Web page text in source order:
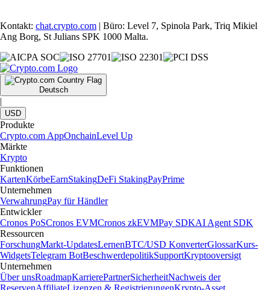
Kontakt: chat.crypto.com | Büro: Level 7, Spinola Park, Triq Mikiel
Ang Borg, St Julians SPK 1000 Malta.
Deutsch
|
USD
Produkte
Crypto.com AppOnchainLevel Up
Märkte
Krypto
Funktionen
KartenKörbeEarnStakingDeFi StakingPayPrime
Unternehmen
VerwahrungPay für Händler
Entwickler
Cronos PoSCronos EVMCronos zkEVMPay SDKAI Agent SDK
Ressourcen
ForschungMarkt-UpdatesLernenBTC/USD KonverterGlossarKurs-
WidgetsTelegram BotBeschwerdepolitikSupportKryptooversigt
Unternehmen
Über unsRoadmapKarrierePartnerSicherheitNachweis der
ReservenAffiliateLizenzen & RegistrierungenKrypto-Asset